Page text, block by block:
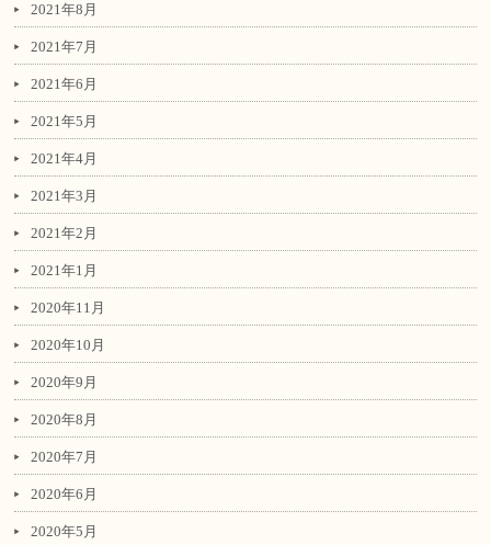
2021年8月
2021年7月
2021年6月
2021年5月
2021年4月
2021年3月
2021年2月
2021年1月
2020年11月
2020年10月
2020年9月
2020年8月
2020年7月
2020年6月
2020年5月